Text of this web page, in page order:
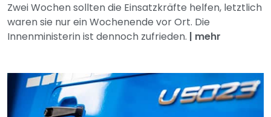
Zwei Wochen sollten die Einsatzkräfte helfen, letztlich
waren sie nur ein Wochenende vor Ort. Die
Innenministerin ist dennoch zufrieden. | mehr